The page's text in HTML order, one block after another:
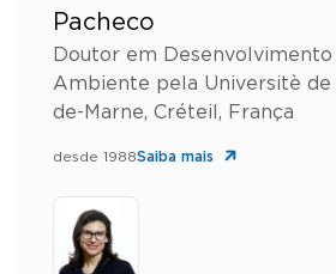
Pacheco
Doutor em Desenvolvimento
Ambiente pela Universitè de
de-Marne, Créteil, França
desde 1988Saiba mais